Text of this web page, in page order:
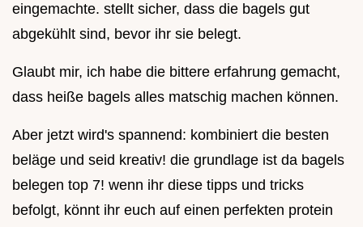
eingemachte. stellt sicher, dass die bagels gut
abgekühlt sind, bevor ihr sie belegt.
Glaubt mir, ich habe die bittere erfahrung gemacht,
dass heiße bagels alles matschig machen können.
Aber jetzt wird's spannend: kombiniert die besten
beläge und seid kreativ! die grundlage ist da bagels
belegen top 7! wenn ihr diese tipps und tricks
befolgt, könnt ihr euch auf einen perfekten protein